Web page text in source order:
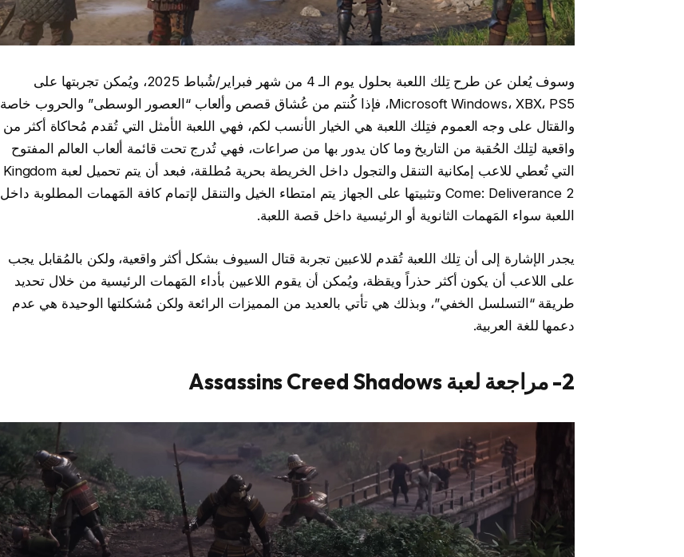
وسوف يُعلن عن طرح تِلك اللعبة بحلول يوم الـ 4 من شهر فبراير/شُباط 2025، ويُمكن تجربتها على
Microsoft Windows، XBX، PS5، فإذا كُنتم من عُشاق قصص وألعاب “العصور الوسطى” والحروب خاصة
والقتال على وجه العموم فتِلك اللعبة هي الخيار الأنسب لكم، فهي اللعبة الأمثل التي تُقدم مُحاكاة أكثر من
واقعية لتِلك الحُقبة من التاريخ وما كان يدور بها من صراعات، فهي تُدرج تحت قائمة ألعاب العالم المفتوح
التي تُعطي للاعب إمكانية التنقل والتجول داخل الخريطة بحرية مُطلقة، فبعد أن يتم تحميل لعبة Kingdom
Come: Deliverance 2 وتثبيتها على الجهاز يتم امتطاء الخيل والتنقل لإتمام كافة المَهمات المطلوبة داخل
اللعبة سواء المَهمات الثانوية أو الرئيسية داخل قصة اللعبة.
يجدر الإشارة إلى أن تِلك اللعبة تُقدم للاعبين تجربة قتال السيوف بشكل أكثر واقعية، ولكن بالمُقابل يجب
على اللاعب أن يكون أكثر حذراً ويقظة، ويُمكن أن يقوم اللاعبين بأداء المَهمات الرئيسية من خلال تحديد
طريقة “التسلسل الخفي”، وبذلك هي تأتي بالعديد من المميزات الرائعة ولكن مُشكلتها الوحيدة هي عدم
دعمها للغة العربية.
2- مراجعة لعبة Assassins Creed Shadows